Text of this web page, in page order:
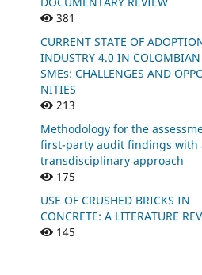
381
CURRENT STATE OF
INDUSTRY 4.0 IN COLOMBIAN
SMEs: CHALLENGES AND
NITIES
213
Methodology for the
first-party audit findings with
transdisciplinary approach
175
USE OF CRUSHED BRICKS IN
CONCRETE: A LITERATURE
145